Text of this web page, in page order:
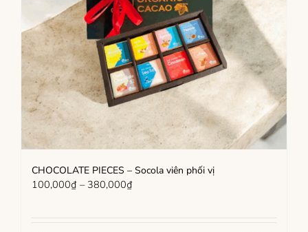
CHOCOLATE PIECES – Socola viên phối vị
100,000₫ – 380,000₫Khoảng
100,000₫